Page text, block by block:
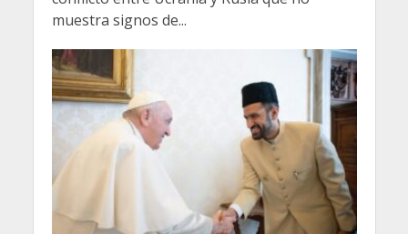
muestra signos de...